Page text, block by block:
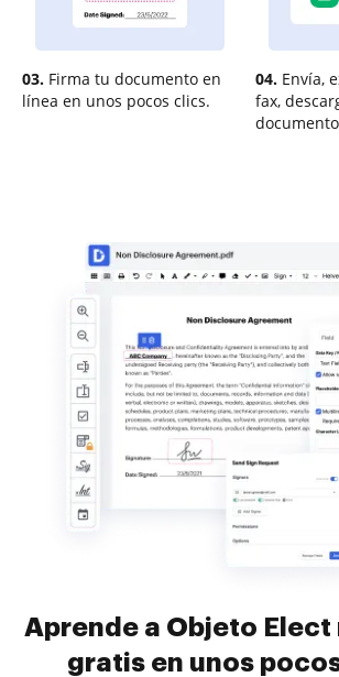
03. Firma tu documento en
línea en unos pocos clics.
04. Envía,
fax,
Aprende a Objeto
gratis en unos